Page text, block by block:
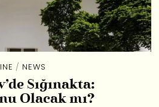
/ NEWS
Sığınakta:
Olacak mı?